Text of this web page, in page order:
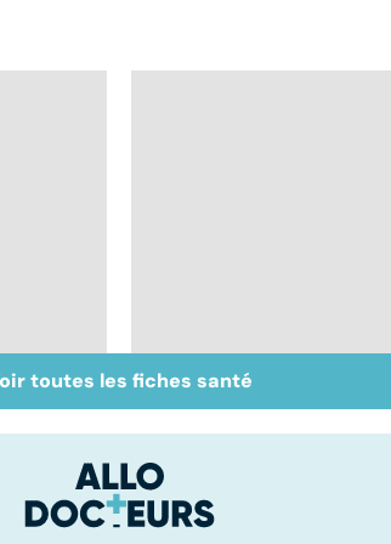
:
la
Peut-on soigner les
acouphènes ?
toutes les fiches santé